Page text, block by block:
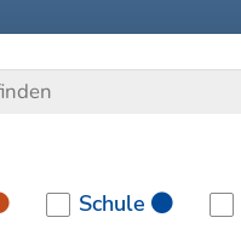
Schule